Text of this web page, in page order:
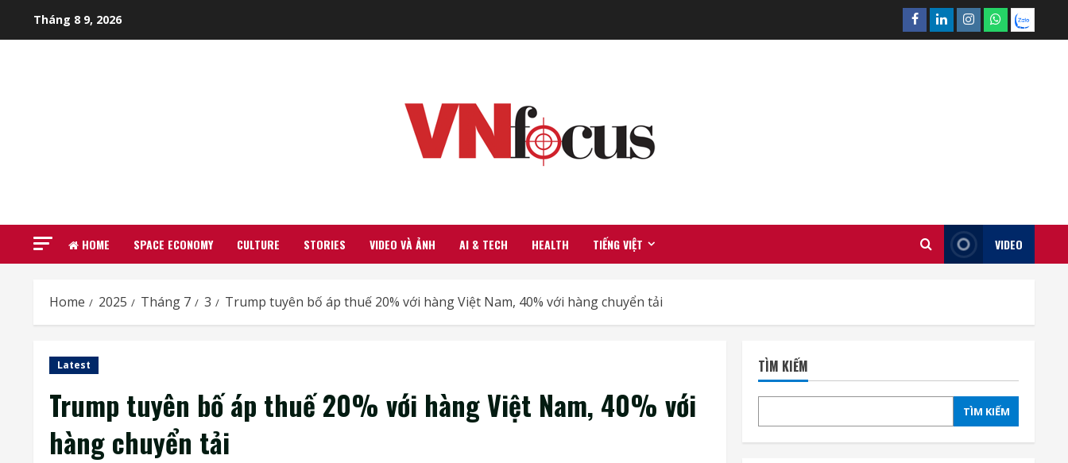
Tháng 8 9, 2026 Facebook
LinkedinInstagram
What’sapp
Zalo
HOME SPACE ECONOMY CULTURE STORIES VIDEO VÀ ẢNH AI & TECH HEALTH TIẾNG VIỆT VIDEO
Home 2025 Tháng 7 3 Trump tuyên bố áp thuế 20% với hàng Việt Nam, 40% với hàng chuyển tải
Latest
Trump tuyên bố áp thuế 20% với hàng Việt Nam, 40% với
hàng chuyển tải
TÌM KIẾM
TÌM KIẾM